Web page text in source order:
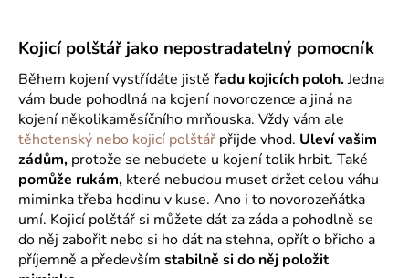
Kojicí polštář jako nepostradatelný pomocník
Během kojení vystřídáte jistě řadu kojicích poloh.Jedna
vám bude pohodlná na kojení novorozence a jiná na
kojení několikaměsíčního mrňouska. Vždy vám ale
těhotenský nebo kojicí polštář přijde vhod. Uleví vašim
zádům, protože se nebudete u kojení tolik hrbit. Také
pomůže rukám, které nebudou muset držet celou váhu
miminka třeba hodinu v kuse. Ano i to novorozeňátka
umí. Kojicí polštář si můžete dát za záda a pohodlně se
do něj zabořit nebo si ho dát na stehna, opřít o břicho a
příjemně a především stabilně si do něj položit